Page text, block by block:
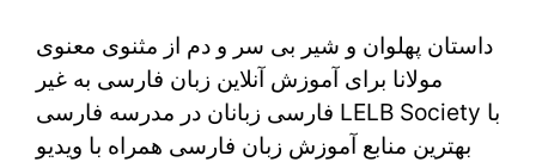
پهلوان
و
شیر
داستان پهلوان و شیر بی سر و دم از مثنوی معنوی
مولانا برای آموزش آنلاین زبان فارسی به غیر
فارسی زبانان در مدرسه فارسی LELB Society با
بهترین منابع آموزش زبان فارسی همراه با ویدیو